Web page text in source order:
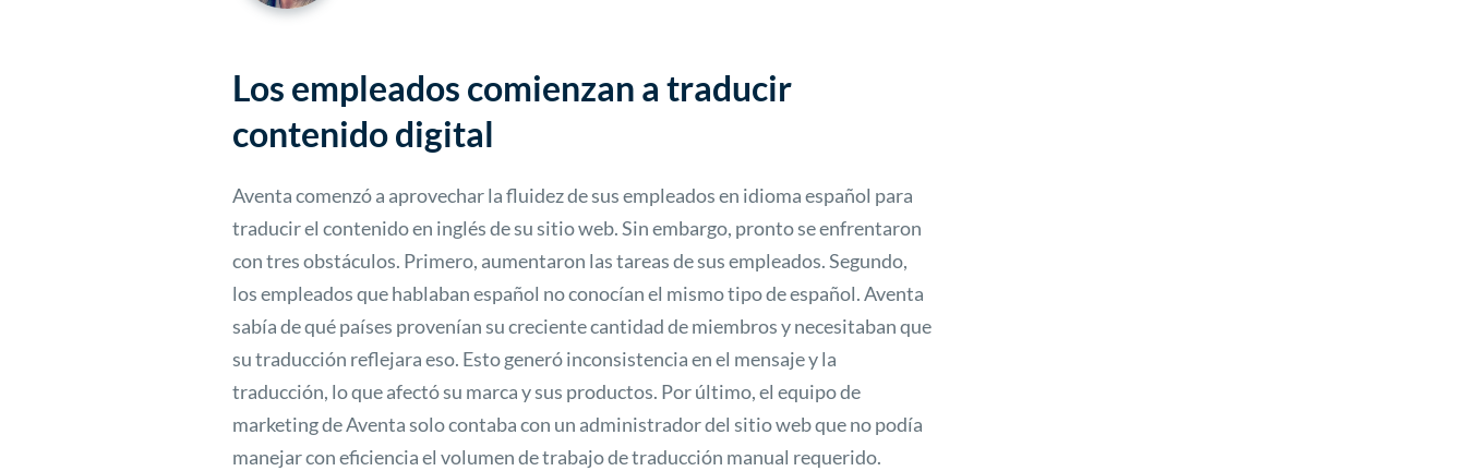
Los empleados comienzan a traducir
contenido digital
Aventa comenzó a aprovechar la fluidez de sus empleados en idioma español para
traducir el contenido en inglés de su sitio web. Sin embargo, pronto se enfrentaron
con tres obstáculos. Primero, aumentaron las tareas de sus empleados. Segundo,
los empleados que hablaban español no conocían el mismo tipo de español. Aventa
sabía de qué países provenían su creciente cantidad de miembros y necesitaban que
su traducción reflejara eso. Esto generó inconsistencia en el mensaje y la
traducción, lo que afectó su marca y sus productos. Por último, el equipo de
marketing de Aventa solo contaba con un administrador del sitio web que no podía
manejar con eficiencia el volumen de trabajo de traducción manual requerido.